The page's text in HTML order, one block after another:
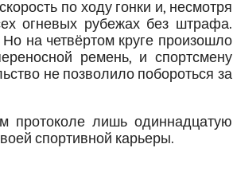
по ходу гонки и, несмотря
огневых рубежах без штрафа.
на четвёртом круге произошло
ремень, и спортсмену
не позволило побороться за
протоколе лишь одиннадцатую
спортивной карьеры.